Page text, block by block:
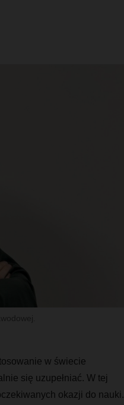
w świecie
się uzupełniać. W tej
okazji do nauki.